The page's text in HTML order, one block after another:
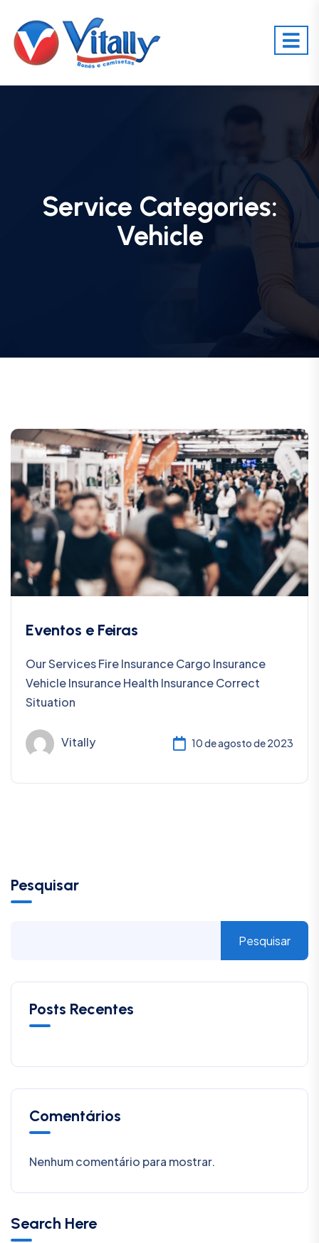
Service Categories:
Vehicle
Eventos e Feiras
Our Services Fire Insurance Cargo Insurance
Vehicle Insurance Health Insurance Correct
Situation
Vitally 10 de agosto de 2023
Pesquisar
Pesquisar
Posts Recentes
Comentários
Nenhum comentário para mostrar.
Search Here